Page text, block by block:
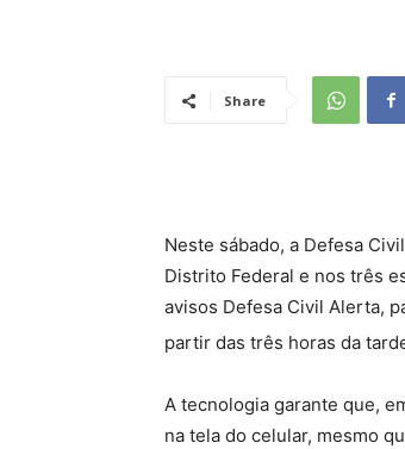
Share
Neste sábado, a Defesa
Distrito Federal e nos três
avisos Defesa Civil Alerta,
partir das três horas da
A tecnologia garante que,
na tela do celular, mesmo